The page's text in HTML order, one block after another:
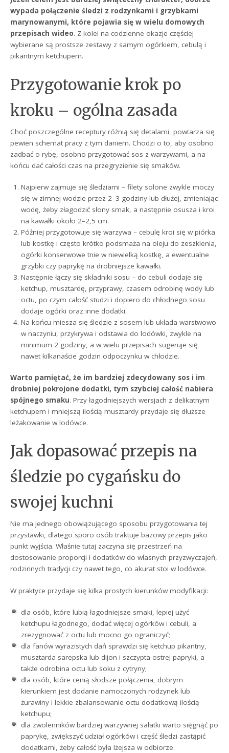
wypada połączenie śledzi z rodzynkami i grzybkami
marynowanymi, które pojawia się w wielu domowych
przepisach wideo. Z kolei na codzienne okazje częściej
wybierane są prostsze zestawy z samym ogórkiem, cebulą i
pikantnym ketchupem.
Przygotowanie krok po
kroku – ogólna zasada
Choć poszczególne receptury różnią się detalami, powtarza się
pewien schemat pracy z tym daniem. Chodzi o to, aby osobno
zadbać o rybę, osobno przygotować sos z warzywami, a na
końcu dać całości czas na przegryzienie się smaków.
Najpierw zajmuje się śledziami – filety solone zwykle moczy
się w zimnej wodzie przez 2–3 godziny lub dłużej, zmieniając
wodę, żeby złagodzić słony smak, a następnie osusza i kroi
na kawałki około 2–2,5 cm.
Później przygotowuje się warzywa – cebulę kroi się w piórka
lub kostkę i często krótko podsmaża na oleju do zeszklenia,
ogórki konserwowe tnie w niewielką kostkę, a ewentualne
grzybki czy paprykę na drobniejsze kawałki.
Następnie łączy się składniki sosu – do cebuli dodaje się
ketchup, musztardę, przyprawy, czasem odrobinę wody lub
octu, po czym całość studzi i dopiero do chłodnego sosu
dodaje ogórki oraz inne dodatki.
Na końcu miesza się śledzie z sosem lub układa warstwowo
w naczyniu, przykrywa i odstawia do lodówki, zwykle na
minimum 2 godziny, a w wielu przepisach sugeruje się
nawet kilkanaście godzin odpoczynku w chłodzie.
Warto pamiętać, że im bardziej zdecydowany sos i im
drobniej pokrojone dodatki, tym szybciej całość nabiera
spójnego smaku. Przy łagodniejszych wersjach z delikatnym
ketchupem i mniejszą ilością musztardy przydaje się dłuższe
leżakowanie w lodówce.
Jak dopasować przepis na
śledzie po cygańsku do
swojej kuchni
Nie ma jednego obowiązującego sposobu przygotowania tej
przystawki, dlatego sporo osób traktuje bazowy przepis jako
punkt wyjścia. Właśnie tutaj zaczyna się przestrzeń na
dostosowanie proporcji i dodatków do własnych przyzwyczajeń,
rodzinnych tradycji czy nawet tego, co akurat stoi w lodówce.
W praktyce przydaje się kilka prostych kierunków modyfikacji:
dla osób, które lubią łagodniejsze smaki, lepiej użyć
ketchupu łagodnego, dodać więcej ogórków i cebuli, a
zrezygnować z octu lub mocno go ograniczyć;
dla fanów wyrazistych dań sprawdzi się ketchup pikantny,
musztarda sarepska lub dijon i szczypta ostrej papryki, a
także odrobina octu lub soku z cytryny;
dla osób, które cenią słodsze połączenia, dobrym
kierunkiem jest dodanie namoczonych rodzynek lub
żurawiny i lekkie zbalansowanie octu dodatkową ilością
ketchupu;
dla zwolenników bardziej warzywnej sałatki warto sięgnąć po
paprykę, zwiększyć udział ogórków i część śledzi zastąpić
dodatkami, żeby całość była lżejsza w odbiorze.